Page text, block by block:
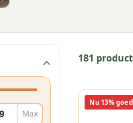
Max
181
Nu 13%